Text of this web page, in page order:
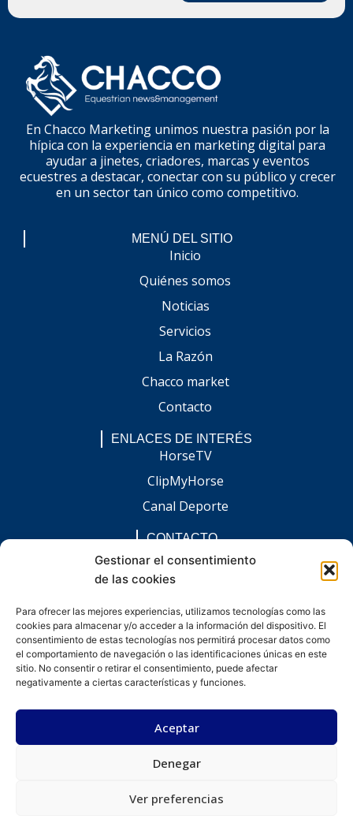
Gestionar el consentimiento
de las cookies
Para ofrecer las mejores experiencias, utilizamos tecnologías como las
cookies para almacenar y/o acceder a la información del dispositivo. El
consentimiento de estas tecnologías nos permitirá procesar datos como
el comportamiento de navegación o las identificaciones únicas en este
sitio. No consentir o retirar el consentimiento, puede afectar
negativamente a ciertas características y funciones.
Aceptar
Denegar
Ver preferencias
En Chacco Marketing unimos nuestra pasión por la
hípica con la experiencia en marketing digital para
ayudar a jinetes, criadores, marcas y eventos
ecuestres a destacar, conectar con su público y crecer
en un sector tan único como competitivo.
MENÚ DEL SITIO
Inicio
Quiénes somos
Noticias
Servicios
La Razón
Chacco market
Contacto
ENLACES DE INTERÉS
HorseTV
ClipMyHorse
Canal Deporte
CONTACTO
comunicacion@chaccoinfo.com
Presentes en todo el ámbito nacional
F
a
c
e
b
o
I
n
s
t
a
g
L
i
n
k
e
d
i
n
E
n
v
e
l
o
W
h
a
t
s
© Todos los derechos reservados.
Desarrollado por kitdigital.dev